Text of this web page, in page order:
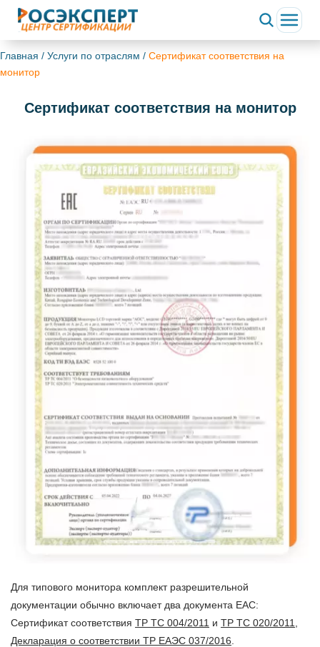
Главная / Услуги по отраслям / Сертификат соответствия на
монитор
Сертификат соответствия на монитор
Для типового монитора комплект разрешительной
документации обычно включает два документа EAC:
Сертификат соответствия ТР ТС 004/2011 и ТР ТС 020/2011
Декларация о соответствии ТР ЕАЭС 037/2016